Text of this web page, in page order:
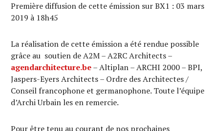
Première diffusion de cette émission sur BX1 : 03 mars
2019 à 18h45
La réalisation de cette émission a été rendue possible
grâce au soutien de A2M – A2RC Architects –
agendarchitecture.be– Altiplan – ARCHI 2000 – BPI,
Jaspers-Eyers Architects – Ordre des Architectes /
Conseil francophone et germanophone. Toute l’équipe
d’Archi Urbain les en remercie.
Pour être tenu au courant de nos prochaines